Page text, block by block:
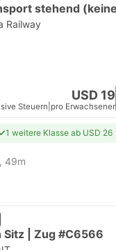
Railway
USD 19
Steuern pro Erwachsener
1 weitere Klasse ab USD 26
49m
Sitz | Zug #C6566